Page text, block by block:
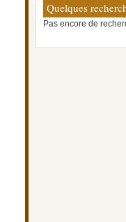
Quelques
Pas encore de